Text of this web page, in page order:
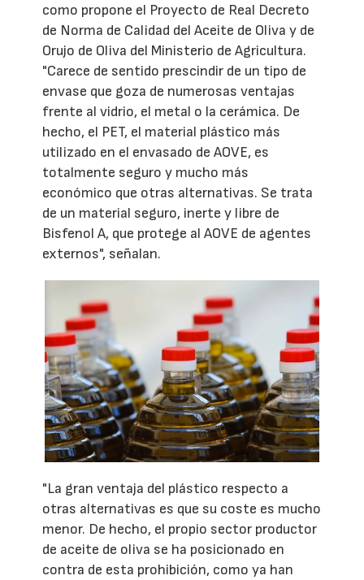
como propone el Proyecto de Real Decreto
de Norma de Calidad del Aceite de Oliva y de
Orujo de Oliva del Ministerio de Agricultura.
"Carece de sentido prescindir de un tipo de
envase que goza de numerosas ventajas
frente al vidrio, el metal o la cerámica. De
hecho, el PET, el material plástico más
utilizado en el envasado de AOVE, es
totalmente seguro y mucho más
económico que otras alternativas. Se trata
de un material seguro, inerte y libre de
Bisfenol A, que protege al AOVE de agentes
externos", señalan.
"La gran ventaja del plástico respecto a
otras alternativas es que su coste es mucho
menor. De hecho, el propio sector productor
de aceite de oliva se ha posicionado en
contra de esta prohibición, como ya han